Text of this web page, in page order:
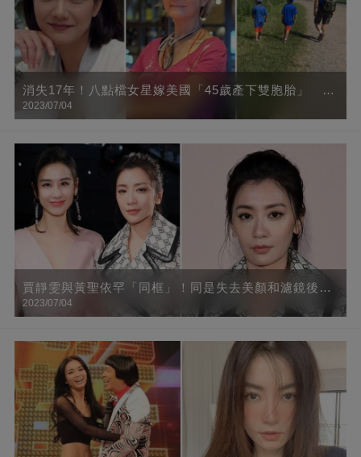
消失17年！八點檔女星嫁美國「45歲產下雙胞胎」
「甜曬三男人背影」頂金髮身材辣到爆
2023/07/04
賈靜雯與黃聖依罕「同框」！同是失去美顏和濾鏡後，
網友：一個是真美一個卻不可言喻
2023/07/04